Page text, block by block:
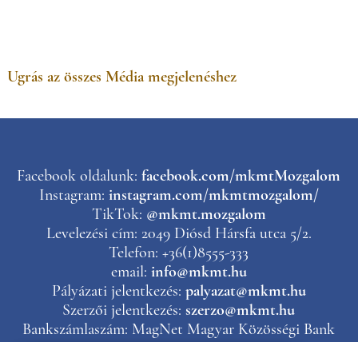
Ugrás az összes Média megjelenéshez
Facebook oldalunk:facebook.com/mkmtMozgalom
Instagram: instagram.com/mkmtmozgalom/
TikTok: @mkmt.mozgalom
Levelezési cím: 2049 Diósd Hársfa utca 5/2.
Telefon: +36(1)8555-333
email: info@mkmt.hu
Pályázati jelentkezés: palyazat@mkmt.hu
Szerzői jelentkezés:szerzo@mkmt.hu
Bankszámlaszám: MagNet Magyar Közösségi Bank